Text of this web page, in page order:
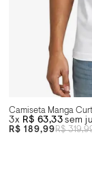
R$
R$ 189,99
3x R$ 63,33sem